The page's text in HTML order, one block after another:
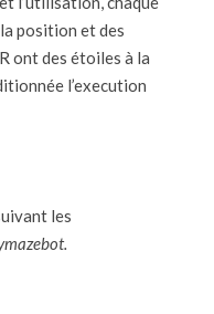
position et des
ont des étoiles à la
l’execution
les